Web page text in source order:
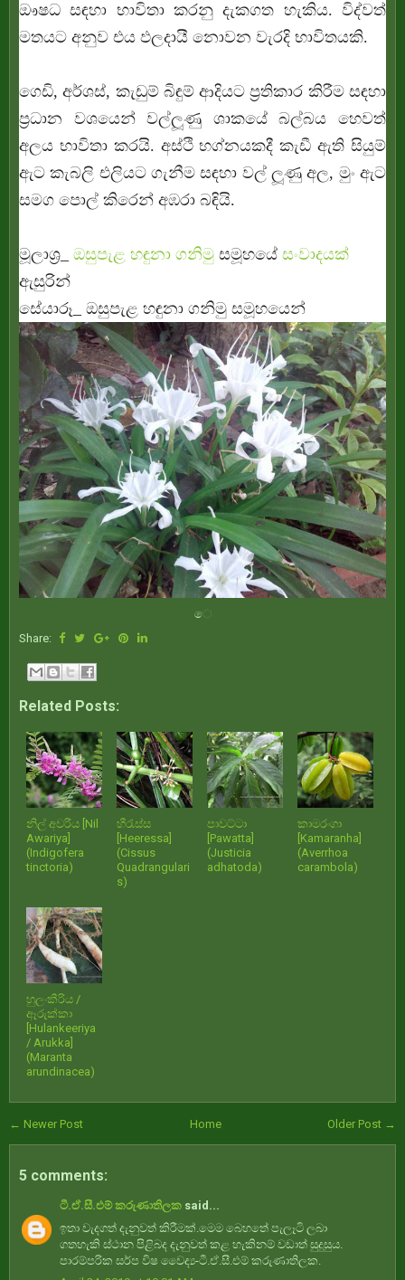
ඖෂධ සඳහා භාවිතා කරනු දැකගත හැකිය. විද්වත්
මතයට අනුව එය ඵලදායී නොවන වැරදි භාවිතයකි.
ගෙඩි, අර්ශස්, කැඩුම් බිඳුම් ආදියට ප්‍ර‍තිකාර කිරීම සඳහා
ප්‍ර‍ධාන වශයෙන් වල්ලූණු ශාකයේ බල්බය හෙවත්
අලය භාවිතා කරයි. අස්ථි භග්නයකදී කැඩී ඇති සියුම්
ඇට කැබලි එලියට ගැනීම සඳහා වල් ලූණු අල, මුං ඇට
සමග පොල් කිරෙන් අඹරා බඳියි.
මූලාශ්‍ර‍_ ඔසුපැළ හඳුනා ගනිමු සමූහයේ සංවාදයක්
ඇසුරින්
සේයාරූ_ ඔසුපැළ හඳුනා ගනිමු සමූහයෙන්
‍ෙ
Share:
Related Posts:
නිල් අවරිය [Nil
Awariya]
(Indigofera
tinctoria)
හීරැස්ස
[Heeressa]
(Cissus
Quadrangulari
s)
පාවට්ටා
[Pawatta]
(Justicia
adhatoda)
කාමරංගා
[Kamaranha]
(Averrhoa
carambola)
හුලංකීරිය /
ඈරුක්කා
[Hulankeeriya
/ Arukka]
(Maranta
arundinacea)
← Newer Post Older Post →
Home
5 comments:
ටී.ඒ.සී.එම් කරුණාතිලක said...
ඉතා වැදගත් දැනුවත් කිරීමක්.මෙම බෙහතේ පැලෑටි ලබා
ගතහැකි ස්ථාන පිළිබද දැනුවත් කළ හැකිනම් වඩාත් සුදුසුය.
පාරම්පරික සර්ප විෂ වෛද්‍ය-ටී.ඒ.සී.එම් කරුණාතිලක.